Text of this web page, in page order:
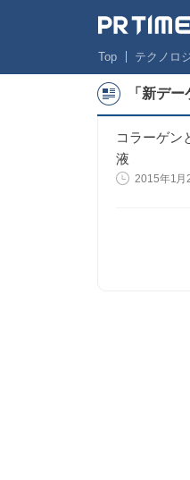
Top テクノロ
「新デ
コラーゲン
液
2015年1月